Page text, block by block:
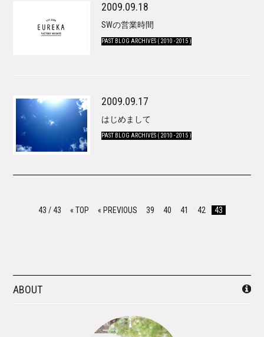
2009.09.18
SWの営業時間
PAST BLOG ARCHIVES ( 2010 - 2015 )
2009.09.17
はじめまして
PAST BLOG ARCHIVES ( 2010 - 2015 )
43 / 43 « TOP « PREVIOUS 39 40 41 42 43
ABOUT